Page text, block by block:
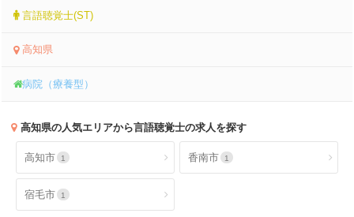
言語聴覚士(ST)
高知県
病院（療養型）
高知県の人気エリアから言語聴覚士の求人を探す
高知市 1 香南市 1
宿毛市 1